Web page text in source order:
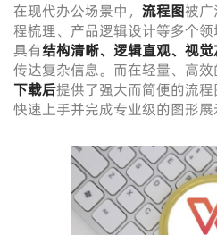
在现代办公场景中， 流程图被
程梳理、产品逻辑设计等多个
具有结构清晰、逻辑直观、视
传达复杂信息。而在轻量、高效
下载后提供了强大而简便的流
快速上手并完成专业级的图形展